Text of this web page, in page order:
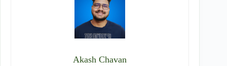
Akash Chavan